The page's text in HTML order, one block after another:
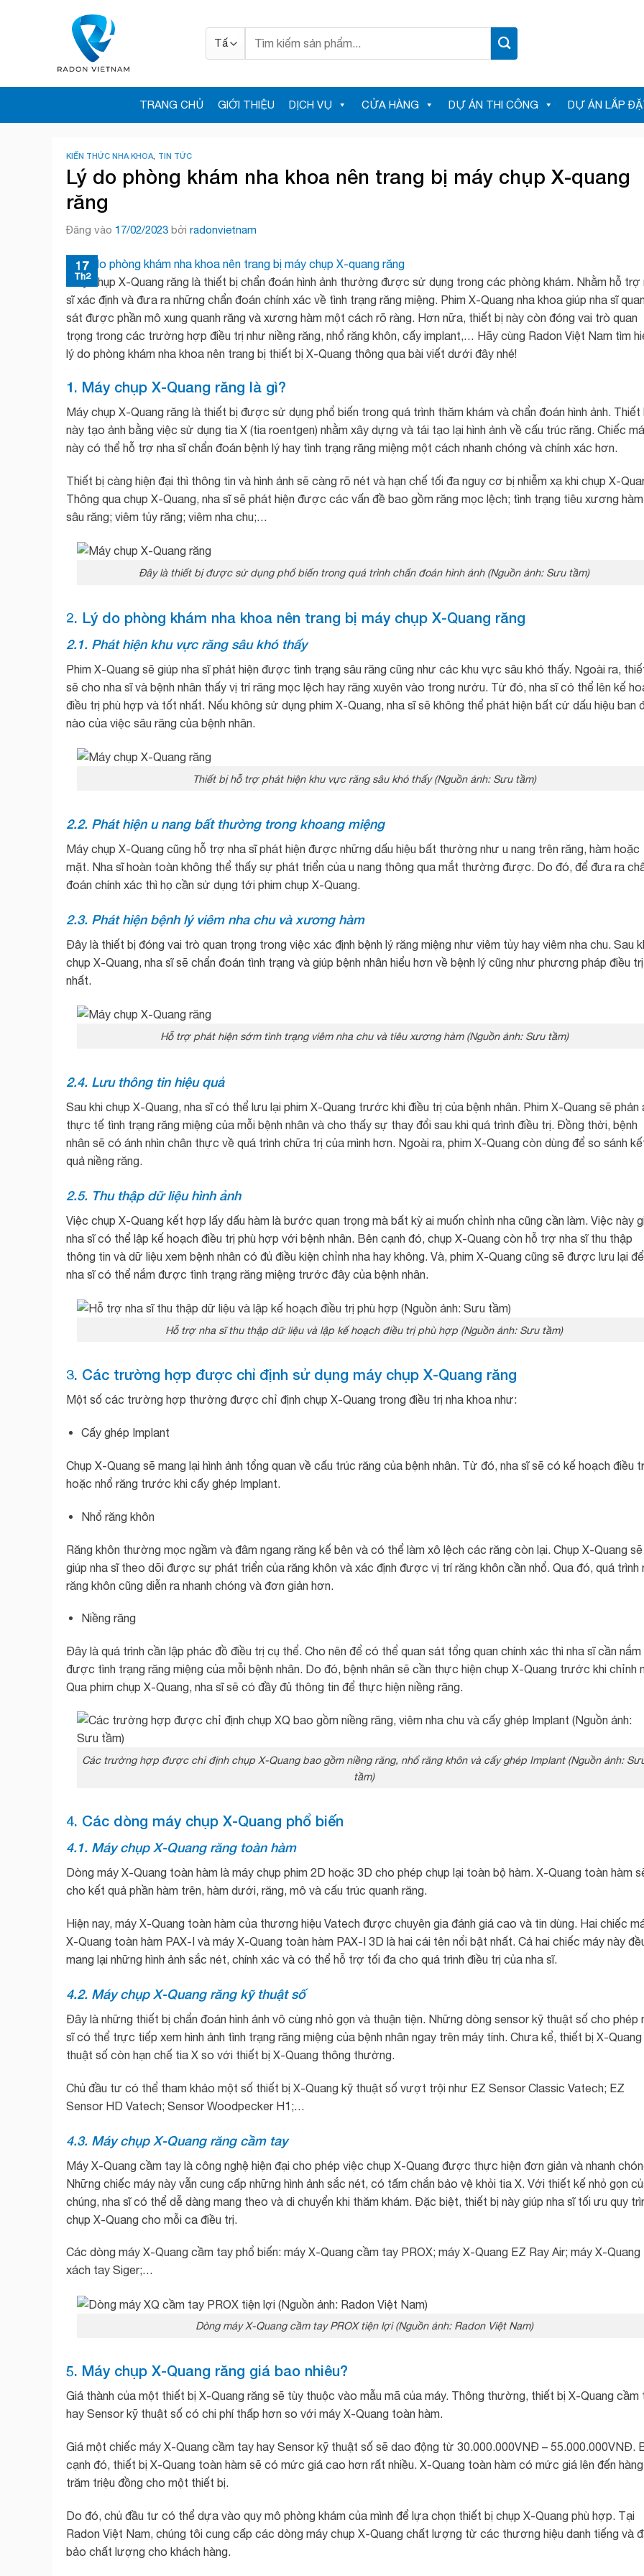
kiếm:
TRANG CHỦ GIỚI THIỆU DỊCH VỤ CỬA HÀNG DỰ ÁN THI CÔNG DỰ ÁN LẮP
KIẾN THỨC NHA KHOA TIN TỨC
Lý do phòng khám nha khoa nên trang bị máy chụp X-quang
răng
Đăng vào 17/02/2023 bởi radonvietnam
17
Th2
Máy chụp X-Quang răng là thiết bị chẩn đoán hình ảnh thường được sử dụng trong các phòng khám. Nhằm hỗ trợ
sĩ xác định và đưa ra những chẩn đoán chính xác về tình trạng răng miệng. Phim X-Quang nha khoa giúp nha sĩ
sát được phần mô xung quanh răng và xương hàm một cách rõ ràng. Hơn nữa, thiết bị này còn đóng vai trò quan
trọng trong các trường hợp điều trị như niềng răng, nhổ răng khôn, cấy implant,… Hãy cùng Radon Việt Nam tìm
lý do phòng khám nha khoa nên trang bị thiết bị X-Quang thông qua bài viết dưới đây nhé!
1. Máy chụp X-Quang răng là gì?
Máy chụp X-Quang răng là thiết bị được sử dụng phổ biến trong quá trình thăm khám và chẩn đoán hình ảnh. Thiết
này tạo ảnh bằng việc sử dụng tia X (tia roentgen) nhằm xây dựng và tái tạo lại hình ảnh về cấu trúc răng. Chiếc
này có thể hỗ trợ nha sĩ chẩn đoán bệnh lý hay tình trạng răng miệng một cách nhanh chóng và chính xác hơn.
Thiết bị càng hiện đại thì thông tin và hình ảnh sẽ càng rõ nét và hạn chế tối đa nguy cơ bị nhiễm xạ khi chụp X-
Thông qua chụp X-Quang, nha sĩ sẽ phát hiện được các vấn đề bao gồm răng mọc lệch; tình trạng tiêu xương
sâu răng; viêm tủy răng; viêm nha chu;…
Đây là thiết bị được sử dụng phổ biến trong quá trình chẩn đoán hình ảnh (Nguồn ảnh: Sưu tầm)
2. Lý do phòng khám nha khoa nên trang bị máy chụp X-Quang răng
2.1. Phát hiện khu vực răng sâu khó thấy
Phim X-Quang sẽ giúp nha sĩ phát hiện được tình trạng sâu răng cũng như các khu vực sâu khó thấy. Ngoài ra,
sẽ cho nha sĩ và bệnh nhân thấy vị trí răng mọc lệch hay răng xuyên vào trong nướu. Từ đó, nha sĩ có thể lên kế
điều trị phù hợp và tốt nhất. Nếu không sử dụng phim X-Quang, nha sĩ sẽ không thể phát hiện bất cứ dấu hiệu ban
nào của việc sâu răng của bệnh nhân.
Thiết bị hỗ trợ phát hiện khu vực răng sâu khó thấy (Nguồn ảnh: Sưu tầm)
2.2. Phát hiện u nang bất thường trong khoang miệng
Máy chụp X-Quang cũng hỗ trợ nha sĩ phát hiện được những dấu hiệu bất thường như u nang trên răng, hàm hoặc
mặt. Nha sĩ hoàn toàn không thể thấy sự phát triển của u nang thông qua mắt thường được. Do đó, để đưa ra
đoán chính xác thì họ cần sử dụng tới phim chụp X-Quang.
2.3. Phát hiện bệnh lý viêm nha chu và xương hàm
Đây là thiết bị đóng vai trò quan trọng trong việc xác định bệnh lý răng miệng như viêm tủy hay viêm nha chu. Sau
chụp X-Quang, nha sĩ sẽ chẩn đoán tình trạng và giúp bệnh nhân hiểu hơn về bệnh lý cũng như phương pháp điều
nhất.
Hỗ trợ phát hiện sớm tình trạng viêm nha chu và tiêu xương hàm (Nguồn ảnh: Sưu tầm)
2.4. Lưu thông tin hiệu quả
Sau khi chụp X-Quang, nha sĩ có thể lưu lại phim X-Quang trước khi điều trị của bệnh nhân. Phim X-Quang sẽ phản
thực tế tình trạng răng miệng của mỗi bệnh nhân và cho thấy sự thay đổi sau khi quá trình điều trị. Đồng thời, bệnh
nhân sẽ có ánh nhìn chân thực về quá trình chữa trị của mình hơn. Ngoài ra, phim X-Quang còn dùng để so sánh
quả niềng răng.
2.5. Thu thập dữ liệu hình ảnh
Việc chụp X-Quang kết hợp lấy dấu hàm là bước quan trọng mà bất kỳ ai muốn chỉnh nha cũng cần làm. Việc này
nha sĩ có thể lập kế hoạch điều trị phù hợp với bệnh nhân. Bên cạnh đó, chụp X-Quang còn hỗ trợ nha sĩ thu thập
thông tin và dữ liệu xem bệnh nhân có đủ điều kiện chỉnh nha hay không. Và, phim X-Quang cũng sẽ được lưu lại để
nha sĩ có thể nắm được tình trạng răng miệng trước đây của bệnh nhân.
Hỗ trợ nha sĩ thu thập dữ liệu và lập kế hoạch điều trị phù hợp (Nguồn ảnh: Sưu tầm)
3. Các trường hợp được chỉ định sử dụng máy chụp X-Quang răng
Một số các trường hợp thường được chỉ định chụp X-Quang trong điều trị nha khoa như:
Cấy ghép Implant
Chụp X-Quang sẽ mang lại hình ảnh tổng quan về cấu trúc răng của bệnh nhân. Từ đó, nha sĩ sẽ có kế hoạch điều
hoặc nhổ răng trước khi cấy ghép Implant.
Nhổ răng khôn
Răng khôn thường mọc ngầm và đâm ngang răng kế bên và có thể làm xô lệch các răng còn lại. Chụp X-Quang sẽ
giúp nha sĩ theo dõi được sự phát triển của răng khôn và xác định được vị trí răng khôn cần nhổ. Qua đó, quá trình
răng khôn cũng diễn ra nhanh chóng và đơn giản hơn.
Niềng răng
Đây là quá trình cần lập phác đồ điều trị cụ thể. Cho nên để có thể quan sát tổng quan chính xác thì nha sĩ cần nắm
được tình trạng răng miệng của mỗi bệnh nhân. Do đó, bệnh nhân sẽ cần thực hiện chụp X-Quang trước khi chỉnh
Qua phim chụp X-Quang, nha sĩ sẽ có đầy đủ thông tin để thực hiện niềng răng.
Các trường hợp được chỉ định chụp X-Quang bao gồm niềng răng, nhổ răng khôn và cấy ghép Implant (Nguồn ảnh:
tầm)
4. Các dòng máy chụp X-Quang phổ biến
4.1. Máy chụp X-Quang răng toàn hàm
Dòng máy X-Quang toàn hàm là máy chụp phim 2D hoặc 3D cho phép chụp lại toàn bộ hàm. X-Quang toàn hàm
cho kết quả phần hàm trên, hàm dưới, răng, mô và cấu trúc quanh răng.
Hiện nay, máy X-Quang toàn hàm của thương hiệu Vatech được chuyên gia đánh giá cao và tin dùng. Hai chiếc
X-Quang toàn hàm PAX-I và máy X-Quang toàn hàm PAX-I 3D là hai cái tên nổi bật nhất. Cả hai chiếc máy này
mang lại những hình ảnh sắc nét, chính xác và có thể hỗ trợ tối đa cho quá trình điều trị của nha sĩ.
4.2. Máy chụp X-Quang răng kỹ thuật số
Đây là những thiết bị chẩn đoán hình ảnh vô cùng nhỏ gọn và thuận tiện. Những dòng sensor kỹ thuật số cho phép
sĩ có thể trực tiếp xem hình ảnh tình trạng răng miệng của bệnh nhân ngay trên máy tính. Chưa kể, thiết bị X-
thuật số còn hạn chế tia X so với thiết bị X-Quang thông thường.
Chủ đầu tư có thể tham khảo một số thiết bị X-Quang kỹ thuật số vượt trội như EZ Sensor Classic Vatech; EZ
Sensor HD Vatech; Sensor Woodpecker H1;…
4.3. Máy chụp X-Quang răng cầm tay
Máy X-Quang cầm tay là công nghệ hiện đại cho phép việc chụp X-Quang được thực hiện đơn giản và nhanh
Những chiếc máy này vẫn cung cấp những hình ảnh sắc nét, có tấm chắn bảo vệ khỏi tia X. Với thiết kế nhỏ gọn
chúng, nha sĩ có thể dễ dàng mang theo và di chuyển khi thăm khám. Đặc biệt, thiết bị này giúp nha sĩ tối ưu quy
chụp X-Quang cho mỗi ca điều trị.
Các dòng máy X-Quang cầm tay phổ biến: máy X-Quang cầm tay PROX; máy X-Quang EZ Ray Air; máy X-Quang
xách tay Siger;…
Dòng máy X-Quang cầm tay PROX tiện lợi (Nguồn ảnh: Radon Việt Nam)
5. Máy chụp X-Quang răng giá bao nhiêu?
Giá thành của một thiết bị X-Quang răng sẽ tùy thuộc vào mẫu mã của máy. Thông thường, thiết bị X-Quang cầm
hay Sensor kỹ thuật số có chi phí thấp hơn so với máy X-Quang toàn hàm.
Giá một chiếc máy X-Quang cầm tay hay Sensor kỹ thuật số sẽ dao động từ 30.000.000VNĐ – 55.000.000VNĐ.
cạnh đó, thiết bị X-Quang toàn hàm sẽ có mức giá cao hơn rất nhiều. X-Quang toàn hàm có mức giá lên đến hàng
trăm triệu đồng cho một thiết bị.
Do đó, chủ đầu tư có thể dựa vào quy mô phòng khám của mình để lựa chọn thiết bị chụp X-Quang phù hợp. Tại
Radon Việt Nam, chúng tôi cung cấp các dòng máy chụp X-Quang chất lượng từ các thương hiệu danh tiếng và
bảo chất lượng cho khách hàng.